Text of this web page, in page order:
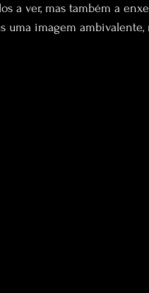
a ver, mas também a
uma imagem